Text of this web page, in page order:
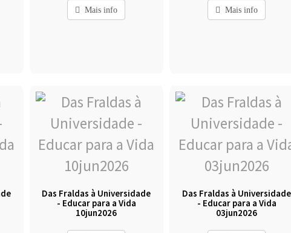
Mais info Mais info
Das Fraldas à Universidade
- Educar para a Vida
10jun2026
Das Fraldas à Universidade
- Educar para a Vida
03jun2026